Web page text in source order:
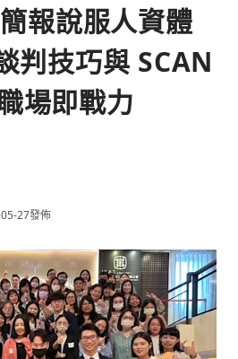
報說服人資體
判技巧與 SCAN
場即戰力
27發佈